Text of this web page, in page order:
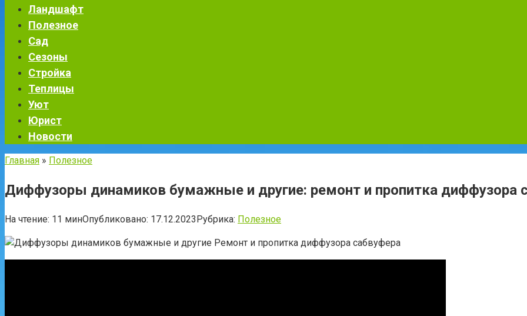
Ландшафт
Полезное
Сад
Сезоны
Стройка
Теплицы
Уют
Юрист
Новости
Главная » Полезное
Диффузоры динамиков бумажные и другие: ремонт и пропитка диффузора
На чтение: 11 минОпубликовано: 17.12.2023Рубрика: Полезное